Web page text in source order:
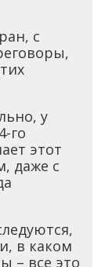
с
у
го
этот
даже с
в каком
– все это